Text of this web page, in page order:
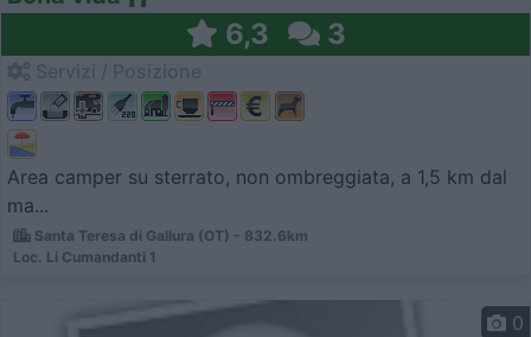
6,3 3
Area camper su sterrato, non ombreggiata, a 1,5 km dal
ma...
Santa Teresa di Gallura (OT) - 832.6km
Loc. Li Cumandanti 1
0